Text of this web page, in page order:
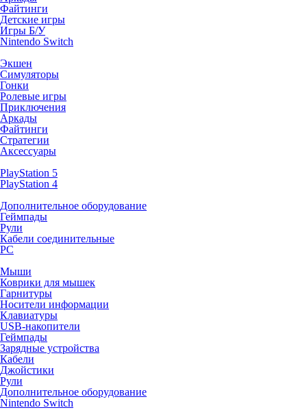
Файтинги
Детские игры
Игры Б/У
Nintendo Switch
Экшен
Симуляторы
Гонки
Ролевые игры
Приключения
Аркады
Файтинги
Стратегии
Аксессуары
PlayStation 5
PlayStation 4
Дополнительное оборудование
Геймпады
Рули
Кабели соединительные
PC
Мыши
Коврики для мышек
Гарнитуры
Носители информации
Клавиатуры
USB-накопители
Геймпады
Зарядные устройства
Кабели
Джойстики
Рули
Дополнительное оборудование
Nintendo Switch